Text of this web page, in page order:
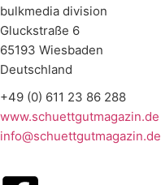
bulkmedia division
Gluckstraße 6
65193 Wiesbaden
Deutschland
+49 (0) 611 23 86 288
www.schuettgutmagazin.de
info@schuettgutmagazin.de